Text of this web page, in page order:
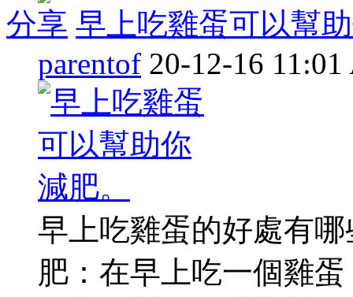
分享 早上吃雞蛋可以幫
parentof 20-12-16
早上吃雞蛋的好處有
肥：在早上吃一個雞